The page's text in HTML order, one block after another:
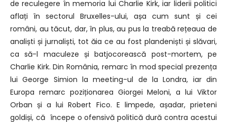
de reculegere în memoria lui Charlie Kirk, iar liderii politici
aflați în sectorul Bruxelles-ului, așa cum sunt și cei
români, au tăcut, dar, în plus, au pus la treabă rețeaua de
analiști și jurnaliști, tot ăia ce au fost plandeniști și slăvari,
ca să-l maculeze și batjocorească post-mortem, pe
Charlie Kirk. Din România, remarc în mod special prezența
lui George Simion la meeting-ul de la Londra, iar din
Europa remarc poziționarea Giorgei Meloni, a lui Viktor
Orban și a lui Robert Fico. E limpede, așadar, prieteni
goldiși, că începe o ofensivă politică dură contra acestui